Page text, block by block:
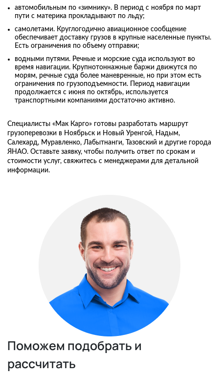
автомобильным по «зимнику». В период с ноября по март
пути с материка прокладывают по льду;
самолетами. Круглогодично авиационное сообщение
обеспечивает доставку грузов в крупные населенные пункты.
Есть ограничения по объему отправки;
водными путями. Речные и морские суда используют во
время навигации. Крупнотоннажные баржи движутся по
морям, речные суда более маневренные, но при этом есть
ограничения по грузоподъемности. Период навигации
продолжается с июня по октябрь, используется
транспортными компаниями достаточно активно.
Специалисты «Мак Карго» готовы разработать маршрут
грузоперевозки в Ноябрьск и Новый Уренгой, Надым,
Салехард, Муравленко, Лабытнанги, Тазовский и другие города
ЯНАО. Оставьте заявку, чтобы получить ответ по срокам и
стоимости услуг, свяжитесь с менеджерами для детальной
информации.
Поможем подобрать и
рассчитать